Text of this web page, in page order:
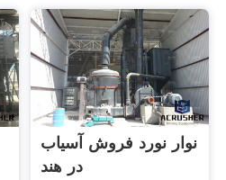
نوار نورد فروش آسیاب
در هند